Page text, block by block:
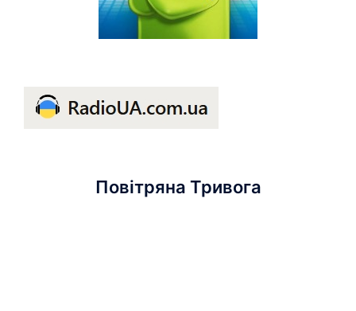
Повітряна Тривога